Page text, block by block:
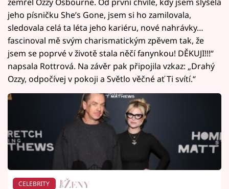
jeho písničku She’s Gone, jsem si ho zamilovala,
sledovala celá ta léta jeho kariéru, nové nahrávky…
fascinoval mě svým charismatickým zpěvem tak, že
jsem se poprvé v životě stala něčí fanynkou! DĚKUJI!!!“
napsala Rottrová. Na závěr pak připojila vzkaz: „Drahý
Ozzy, odpočívej v pokoji a Světlo věčné ať Ti svítí.“
CELEBRITY